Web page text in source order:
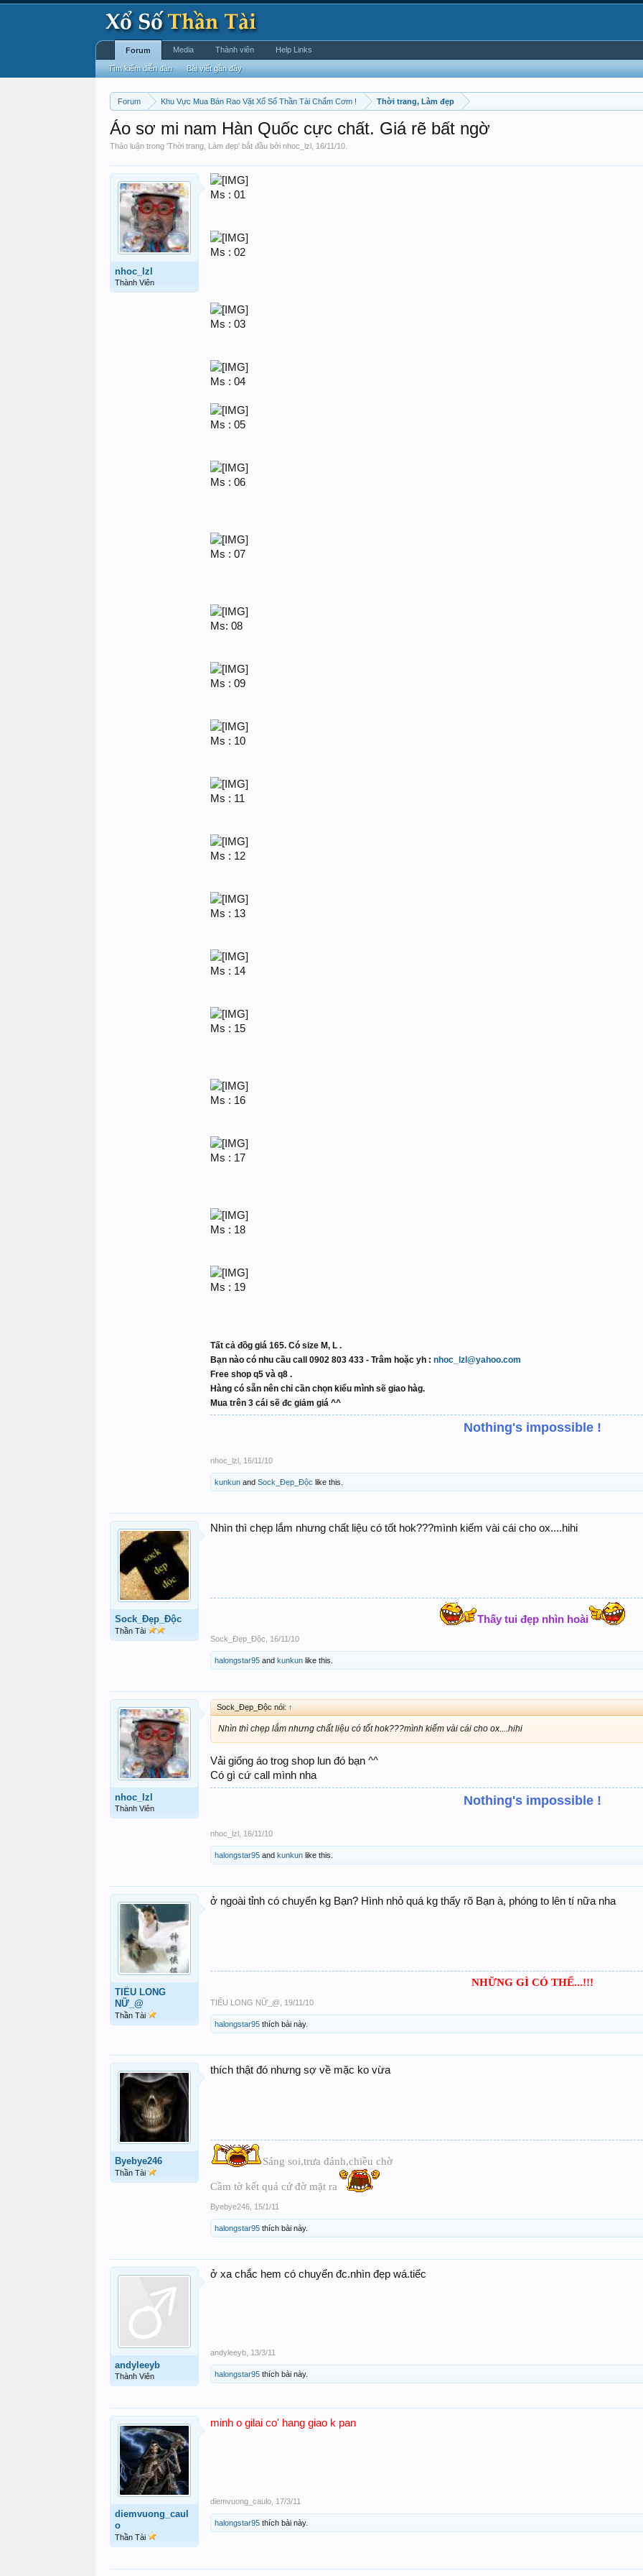
Forum Khu Vực Mua Bán Rao Vặt Xổ Số Thần Tài Chấm Cơm ! Thời trang, Làm đẹp
Áo sơ mi nam Hàn Quốc cực chất. Giá rẽ bất ngờ
Thảo luận trong 'Thời trang, Làm đẹp' bắt đầu bởi nhoc_lzl 16/11/10
nhoc_lzl
Thành Viên
Ms : 01
Ms : 02
Ms : 03
Ms : 04
Ms : 05
Ms : 06
Ms : 07
Ms: 08
Ms : 09
Ms : 10
Ms : 11
Ms : 12
Ms : 13
Ms : 14
Ms : 15
Ms : 16
Ms : 17
Ms : 18
Ms : 19
Tất cả đồg giá 165. Có size M, L .
Bạn nào có nhu cầu call 0902 803 433 - Trâm hoặc yh : nhoc_lzl@yahoo.com
Free shop q5 và q8 .
Hàng có sẵn nên chỉ cần chọn kiểu mình sẽ giao hàg.
Mua trên 3 cái sẽ đc giảm giá ^^
Nothing's impossible !
nhoc_lzl 16/11/10
kunkun and Sock_Đẹp_Độc like this.
Sock_Đẹp_Độc
Thần Tài
Nhìn thì chẹp lắm nhưng chất liệu có tốt hok???mình kiếm vài cái cho ox....hihi
Thấy tui đẹp nhìn hoài
Sock_Đẹp_Độc 16/11/10
halongstar95 and kunkun like this.
nhoc_lzl
Thành Viên
Sock_Đẹp_Độc nói: ↑
Nhìn thì chẹp lắm nhưng chất liệu có tốt hok???mình kiếm vài cái cho ox....hihi
Vải giống áo trog shop lun đó bạn ^^
Có gì cứ call mình nha
Nothing's impossible !
nhoc_lzl 16/11/10
halongstar95 and kunkun like this.
TIỂU LONG
NỮ_@
Thần Tài
ở ngoài tỉnh có chuyển kg Bạn? Hình nhỏ quá kg thấy rõ Bạn à, phóng to lên tí nữa nha
NHỮNG GÌ CÓ THỂ...!!!
TIỂU LONG NỮ_@ 19/11/10
halongstar95 thích bài này.
Byebye246
Thần Tài
thích thật đó nhưng sợ về mặc ko vừa
Sáng soi,trưa đánh,chiều chờ
Cầm tờ kết quả cứ đờ mặt ra
Byebye246 15/1/11
halongstar95 thích bài này.
andyleeyb
Thành Viên
ở xa chắc hem có chuyển đc.nhìn đẹp wá.tiếc
andyleeyb 13/3/11
halongstar95 thích bài này.
diemvuong_caul
o
Thần Tài
minh o gilai co' hang giao k pan
diemvuong_caulo 17/3/11
halongstar95 thích bài này.
Forum
Tìm kiếm diễn đàn Bài viết gần đây
Media Thành viên Help Links